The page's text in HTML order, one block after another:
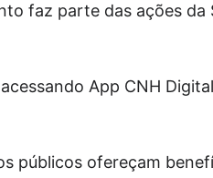
faz parte das ações da
App CNH
públicos ofereçam